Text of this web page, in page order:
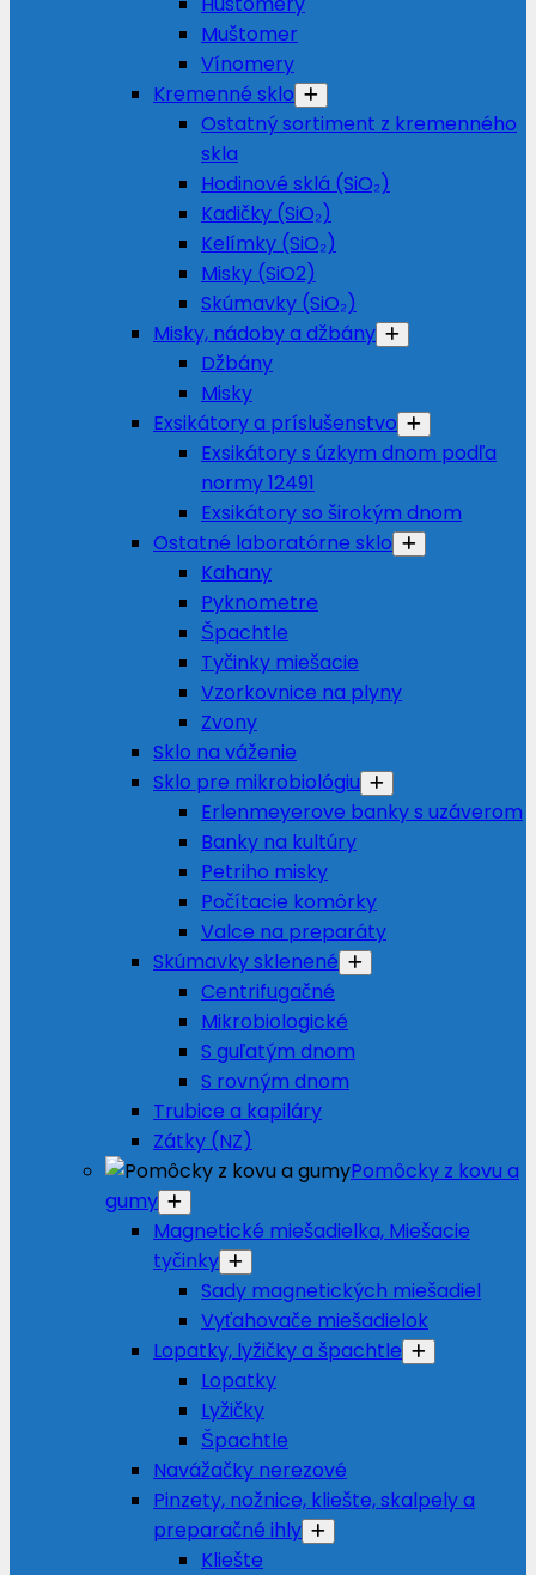
Muštomer
Vínomery
Kremenné sklo
Ostatný sortiment z kremenného
skla
Hodinové sklá (SiO₂)
Kadičky (SiO₂)
Kelímky (SiO₂)
Misky (SiO2)
Skúmavky (SiO₂)
Misky, nádoby a džbány
Džbány
Misky
Exsikátory a príslušenstvo
Exsikátory s úzkym dnom podľa
normy 12491
Exsikátory so širokým dnom
Ostatné laboratórne sklo
Kahany
Pyknometre
Špachtle
Tyčinky miešacie
Vzorkovnice na plyny
Zvony
Sklo na váženie
Sklo pre mikrobiológiu
Erlenmeyerove banky s uzáverom
Banky na kultúry
Petriho misky
Počítacie komôrky
Valce na preparáty
Skúmavky sklenené
Centrifugačné
Mikrobiologické
S guľatým dnom
S rovným dnom
Trubice a kapiláry
Zátky (NZ)
Pomôcky z kovu a
gumy
Magnetické miešadielka, Miešacie
tyčinky
Sady magnetických miešadiel
Vyťahovače miešadielok
Lopatky, lyžičky a špachtle
Lopatky
Lyžičky
Špachtle
Navážačky nerezové
Pinzety, nožnice, kliešte, skalpely a
preparačné ihly
Kliešte